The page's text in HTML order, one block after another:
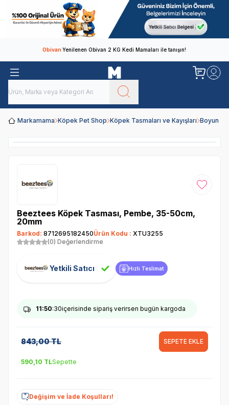
ObivanYenilenen Obivan 2 KG Kedi Mamaları ile tanışın!
Markamama Köpek Pet Shop Köpek Tasmaları ve Kayışları Boyun
Favoriye
Beeztees Köpek Tasması, Pembe, 35-50cm,
20mm
Barkod: 8712695182450Ürün Kodu : XTU3255
(0) Değerlendirme
Yetkili Satıcı Hızlı Teslimat
11:50:30içerisinde sipariş verirsen bugün kargoda
843,00TL SEPETE EKLE
590,10 TLSepette
Değişim ve İade Koşulları!